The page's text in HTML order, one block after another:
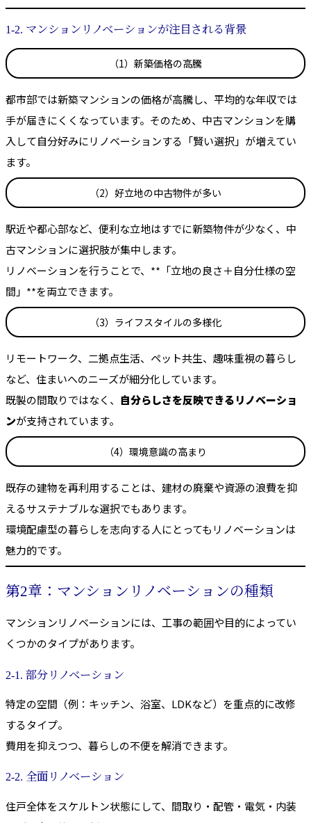
1-2. マンションリノベーションが注目される背景
（1）新築価格の高騰
都市部では新築マンションの価格が高騰し、平均的な年収では
手が届きにくくなっています。そのため、中古マンションを購
入して自分好みにリノベーションする「賢い選択」が増えてい
ます。
（2）好立地の中古物件が多い
駅近や都心部など、便利な立地はすでに新築物件が少なく、中
古マンションに選択肢が集中します。
リノベーションを行うことで、**「立地の良さ＋自分仕様の空
間」**を両立できます。
（3）ライフスタイルの多様化
リモートワーク、二拠点生活、ペット共生、趣味重視の暮らし
など、住まいへのニーズが細分化しています。
既製の間取りではなく、 自分らしさを反映できるリノベーショ
ンが支持されています。
（4）環境意識の高まり
既存の建物を再利用することは、建材の廃棄や資源の浪費を抑
えるサステナブルな選択でもあります。
環境配慮型の暮らしを志向する人にとってもリノベーションは
魅力的です。
第2章：マンションリノベーションの種類
マンションリノベーションには、工事の範囲や目的によってい
くつかのタイプがあります。
2-1. 部分リノベーション
特定の空間（例：キッチン、浴室、LDKなど）を重点的に改修
するタイプ。
費用を抑えつつ、暮らしの不便を解消できます。
2-2. 全面リノベーション
住戸全体をスケルトン状態にして、間取り・配管・電気・内装